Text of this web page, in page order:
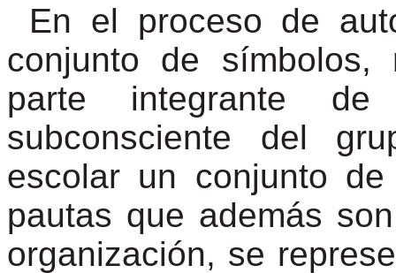
En el proceso de
conjunto de
parte integrante
subconsciente del
escolar un conjunto
pautas que además
organización, se